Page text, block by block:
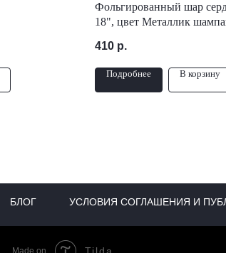
Фольгированный шар
18", цвет Металлик
410 р.
Подробнее В корзину
БЛОГ УСЛОВИЯ СОГЛАШЕНИЯ И